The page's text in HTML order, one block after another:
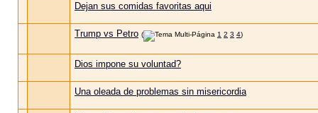
Dejan sus comidas favoritas aqui
Trump vs Petro ( 1 2 3 4)
Dios impone su voluntad?
Una oleada de problemas sin misericordia